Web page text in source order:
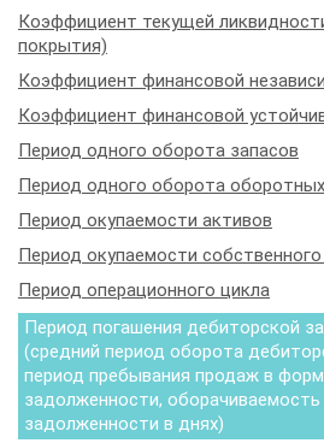
Коэффициент текущей
покрытия)
Коэффициент финансовой
Коэффициент финансовой
Период одного оборота запасов
Период одного оборота
Период окупаемости активов
Период окупаемости
Период операционного цикла
Период погашения дебиторской
(средний период оборота
период пребывания продаж в
задолженности,
задолженности в днях)